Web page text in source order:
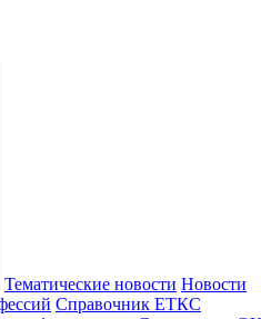
Тематические новости Новости
Справочник ЕТКС